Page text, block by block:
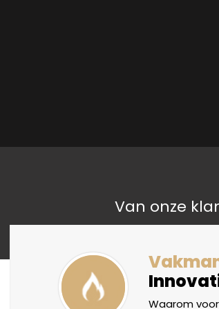
Van onze
Waarom